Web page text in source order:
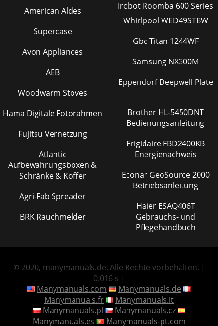
American Aldes
Supercase
Avon Appliances
AEB
Woodwarm Stoves
Hama Digitale Fotorahmen
Fujitsu Vernetzung
Atlantic
Aufbewahrungsboxen &
Schränke & Koffer
Agri-Fab Spreader
BRK Rauchmelder
Irobot Roomba 600 Series
Whirlpool WED49STBW
Gbc Titan 1244WF
Samsung NX300M
Eppendorf Deepwell Plate
Brother HL-5450DNT
Bedienungsanleitung
Frigidaire FBD2400KB
Energienachweis
Econar GeoSource 2000
Betriebsanleitung
Haier ESAQ406T
Gebrauchs- und
Pflegehandbuch
© 2020, manymanuals.de. Alle Rechte vorbehalten. |
0.016 s |
Manymanuals.com
Manymanuals.de
Manymanuals.fr
Manymanuals.it
Manymanuals.pl
Manymanuals.cz
Manymanuals.es
Manymanuals-pt.com